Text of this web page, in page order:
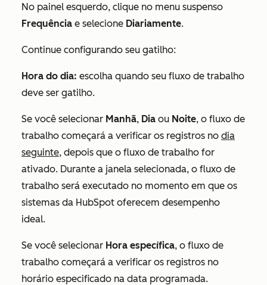
No painel esquerdo, clique no menu suspenso
Frequência e selecione Diariamente.
Continue configurando seu gatilho:
Hora do dia: escolha quando seu fluxo de trabalho
deve ser gatilho.
Se você selecionar Manhã, Dia ou Noite, o fluxo de
trabalho começará a verificar os registros no dia
seguinte, depois que o fluxo de trabalho for
ativado. Durante a janela selecionada, o fluxo de
trabalho será executado no momento em que os
sistemas da HubSpot oferecem desempenho
ideal.
Se você selecionar Hora específica, o fluxo de
trabalho começará a verificar os registros no
horário especificado na data programada.